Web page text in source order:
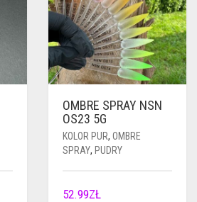
OMBRE SPRAY NSN
OS23 5G
KOLOR PUR, OMBRE
SPRAY, PUDRY
52.99ZŁ